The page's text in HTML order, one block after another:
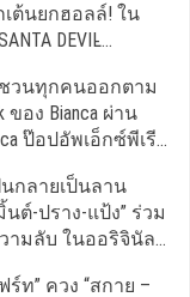
ต้นยกฮอลล์! ใน
DEVIL̵...
ชวนทุกคนออกตาม
ของ Bianca ผ่าน
ป๊อปอัพเอ็กซ์พีเรี...
กลายเป็นลาน
ต์-ปราง-แป้ง” ร่วม
ามลับ ในออริจินัล...
ร์ท” ควง “สกาย –